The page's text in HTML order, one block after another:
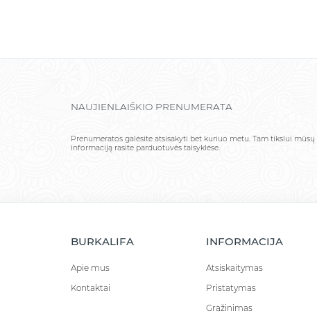
NAUJIENLAIŠKIO PRENUMERATA
Prenumeratos galėsite atsisakyti bet kuriuo metu. Tam tikslui
informaciją rasite parduotuvės taisyklėse.
BURKALIFA
Apie mus
Kontaktai
INFORMACIJA
Atsiskaitymas
Pristatymas
Grąžinimas